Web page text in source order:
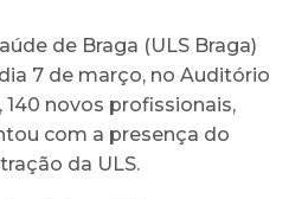
de Braga (ULS Braga)
7 de março, no Auditório
novos profissionais,
com a presença do
da ULS.